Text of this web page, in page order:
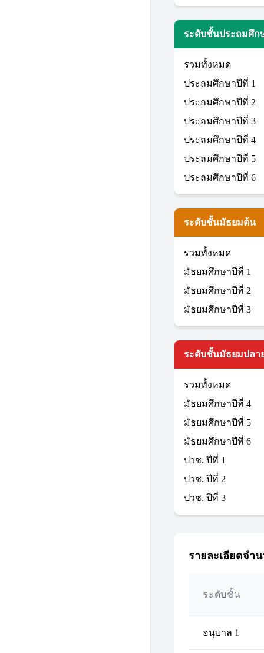
ระดับชั้นประถมศึก
รวมทั้งหมด
ประถมศึกษาปีที่ 1
ประถมศึกษาปีที่ 2
ประถมศึกษาปีที่ 3
ประถมศึกษาปีที่ 4
ประถมศึกษาปีที่ 5
ประถมศึกษาปีที่ 6
ระดับชั้นมัธยมต้น
รวมทั้งหมด
มัธยมศึกษาปีที่ 1
มัธยมศึกษาปีที่ 2
มัธยมศึกษาปีที่ 3
ระดับชั้นมัธยมปลา
รวมทั้งหมด
มัธยมศึกษาปีที่ 4
มัธยมศึกษาปีที่ 5
มัธยมศึกษาปีที่ 6
ปวช. ปีที่ 1
ปวช. ปีที่ 2
ปวช. ปีที่ 3
รายละเอียดจำ
ระดับชั้น
อนุบาล 1